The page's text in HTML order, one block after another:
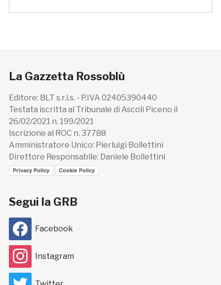
La Gazzetta Rossoblù
Editore: BLT s.r.l.s. - P.IVA 02405390440
Testata iscritta al Tribunale di Ascoli Piceno il
26/02/2021 n. 199/2021
Iscrizione al ROC n. 37788
Amministratore Unico: Pierluigi Bollettini
Direttore Responsabile: Daniele Bollettini
Privacy Policy Cookie Policy
Segui la GRB
Facebook
Instagram